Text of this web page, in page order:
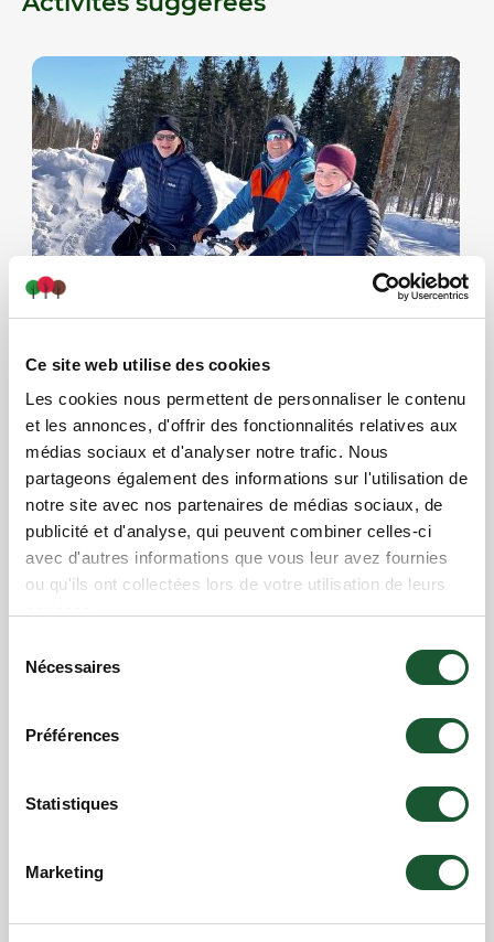
Ce site web utilise des cookies
Les cookies nous permettent de personnaliser le contenu
et les annonces, d'offrir des fonctionnalités relatives aux
médias sociaux et d'analyser notre trafic. Nous
partageons également des informations sur l'utilisation de
notre site avec nos partenaires de médias sociaux, de
publicité et d'analyse, qui peuvent combiner celles-ci
avec d'autres informations que vous leur avez fournies
ou qu'ils ont collectées lors de votre utilisation de leurs
Nécessaires
Préférences
Statistiques
Marketing
Location de Fatbike – Hiver